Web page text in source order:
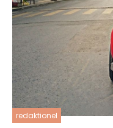
redaktionel